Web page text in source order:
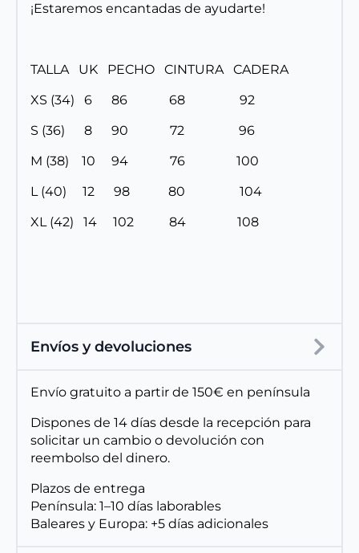
¡Estaremos encantadas de ayudarte!
TALLA UK PECHO CINTURA CADERA
XS (34) 6 86 68 92
S (36) 8 90 72 96
M (38) 10 94 76 100
L (40) 12 98 80 104
XL (42) 14 102 84 108
Envíos y devoluciones
Envío gratuito a partir de 150€ en península
Dispones de 14 días desde la recepción para
solicitar un cambio o devolución con
reembolso del dinero.
Plazos de entrega
Península: 1–10 días laborables
Baleares y Europa: +5 días adicionales